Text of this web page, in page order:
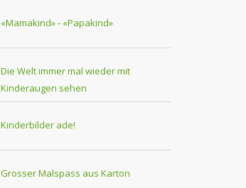
«Mamakind» - «Papakind»
Die Welt immer mal wieder mit
Kinderaugen sehen
Kinderbilder ade!
Grosser Malspass aus Karton